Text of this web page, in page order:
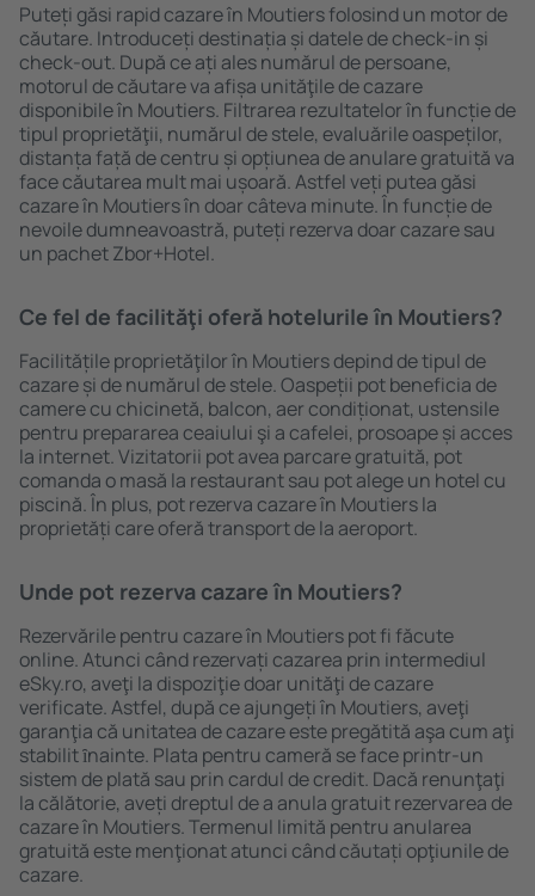
Puteți găsi rapid cazare în Moutiers folosind un motor de
căutare. Introduceți destinația și datele de check-in și
check-out. După ce ați ales numărul de persoane,
motorul de căutare va afișa unităţile de cazare
disponibile în Moutiers. Filtrarea rezultatelor în funcție de
tipul proprietăţii, numărul de stele, evaluările oaspeților,
distanța față de centru și opțiunea de anulare gratuită va
face căutarea mult mai ușoară. Astfel veți putea găsi
cazare în Moutiers în doar câteva minute. În funcție de
nevoile dumneavoastră, puteți rezerva doar cazare sau
un pachet Zbor+Hotel.
Ce fel de facilităţi oferă hotelurile în Moutiers?
Facilitățile proprietăţilor în Moutiers depind de tipul de
cazare și de numărul de stele. Oaspeții pot beneficia de
camere cu chicinetă, balcon, aer condiționat, ustensile
pentru prepararea ceaiului şi a cafelei, prosoape și acces
la internet. Vizitatorii pot avea parcare gratuită, pot
comanda o masă la restaurant sau pot alege un hotel cu
piscină. În plus, pot rezerva cazare în Moutiers la
proprietăți care oferă transport de la aeroport.
Unde pot rezerva cazare în Moutiers?
Rezervările pentru cazare în Moutiers pot fi făcute
online. Atunci când rezervați cazarea prin intermediul
eSky.ro, aveţi la dispoziţie doar unităţi de cazare
verificate. Astfel, după ce ajungeți în Moutiers, aveţi
garanţia că unitatea de cazare este pregătită aşa cum aţi
stabilit ȋnainte. Plata pentru cameră se face printr-un
sistem de plată sau prin cardul de credit. Dacă renunţaţi
la călătorie, aveți dreptul de a anula gratuit rezervarea de
cazare în Moutiers. Termenul limită pentru anularea
gratuită este menţionat atunci când căutați opţiunile de
cazare.